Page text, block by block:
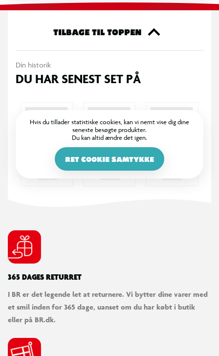
hvidstribet inderfor samt sort lynlåsring, og svag rosa med
samt rød lynlåsring.
garanteres
TILBAGE TIL TOPPEN
Din historik
DU HAR SENEST SET PÅ
Hvis du tillader statistiske cookies, kan vi nemt vise dig dine
seneste besøgte produkter.
Du kan altid ændre det igen.
RET COOKIE SAMTYKKE
365 DAGES RETURRET
I BR er det legende let at returnere. Vi bytter dine varer med
et smil inden for 365 dage, uanset om du har købt i butik
eller på BR.dk.